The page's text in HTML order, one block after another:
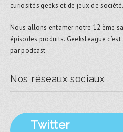
curiosités geeks et de jeux de société.
Nous allons entamer notre 12 ème
épisodes produits. Geeksleague
par podcast.
Nos réseaux sociaux
Twitter